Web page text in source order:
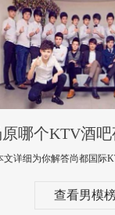
查看男模